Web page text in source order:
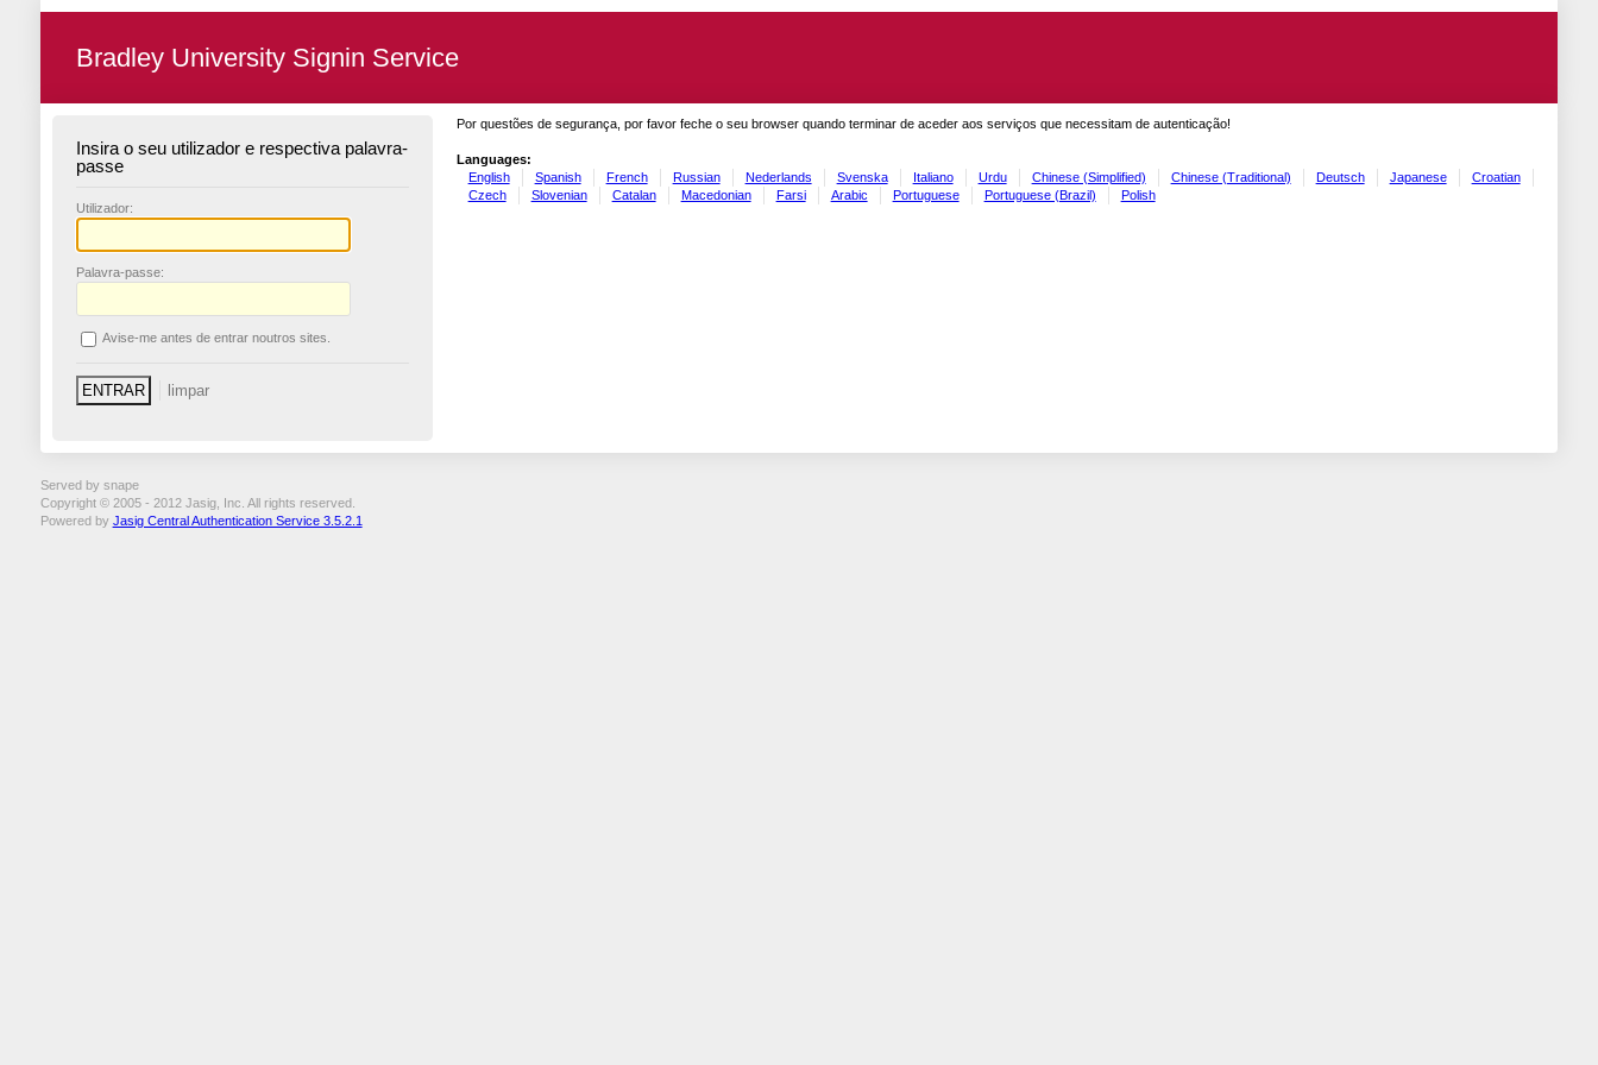
Bradley University Signin Service
Insira o seu utilizador e respectiva palavra-
passe
Utilizador:
Palavra-passe:
Avise-me antes de entrar noutros sites.
Por questões de segurança, por favor feche o seu browser quando terminar de aceder aos serviços que necessitam de autenticação!
Languages:
English
Spanish French Russian Nederlands Svenska Italiano Urdu Chinese (Simplified) Chinese (Traditional) Deutsch Japanese
Croatian
Czech
Slovenian Catalan Macedonian Farsi Arabic Portuguese Portuguese (Brazil) Polish
Served by snape
Copyright © 2005 - 2012 Jasig, Inc. All rights reserved.
Powered by Jasig Central Authentication Service 3.5.2.1